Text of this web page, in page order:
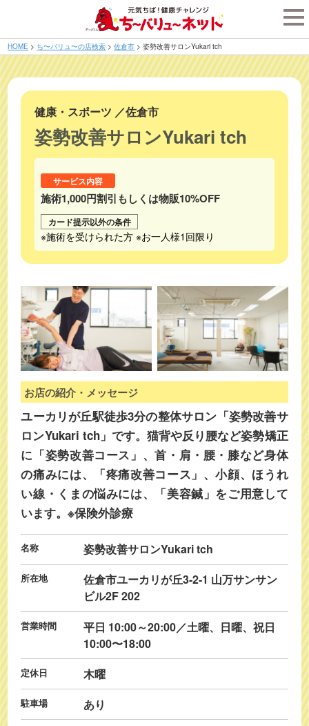
HOME > ち〜バリュ〜の店検索 >佐倉市 >姿勢改善サロンYukari tch
健康・スポーツ ／佐倉市
姿勢改善サロンYukari tch
サービス内容
施術1,000円割引もしくは物販10%OFF
カード提示以外の条件
※施術を受けられた方 ※お一人様1回限り
お店の紹介・メッセージ
ユーカリが丘駅徒歩3分の整体サロン「姿勢改善サ
ロンYukari tch」です。猫背や反り腰など姿勢矯正
に「姿勢改善コース」、首・肩・腰・膝など身体
の痛みには、「疼痛改善コース」、小顔、ほうれ
い線・くまの悩みには、「美容鍼」をご用意して
います。※保険外診療
名称 姿勢改善サロンYukari tch
所在地
佐倉市ユーカリが丘3-2-1 山万サンサン
ビル2F 202
営業時間
平日 10:00～20:00／土曜、日曜、祝日
10:00〜18:00
定休日 木曜
駐車場 あり